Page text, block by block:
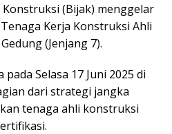
Konstruksi (Bijak) menggelar
Kerja Konstruksi Ahli
(Jenjang 7).
Selasa 17 Juni 2025 di
dari strategi jangka
tenaga ahli konstruksi